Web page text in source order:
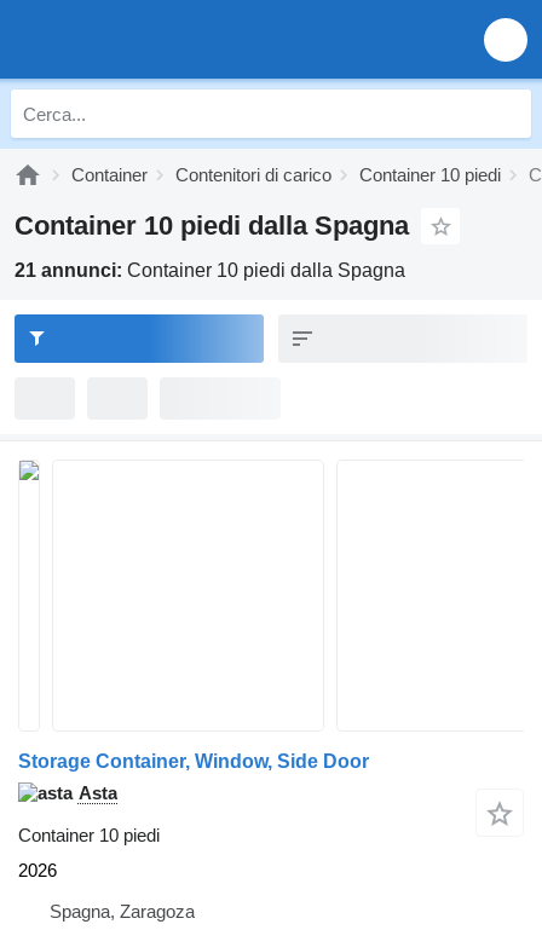
Container Contenitori di carico Container 10 piedi
Container 10 piedi dalla Spagna
21 annunci: Container 10 piedi dalla Spagna
Storage Container, Window, Side Door
Asta
Container 10 piedi
2026
Spagna, Zaragoza